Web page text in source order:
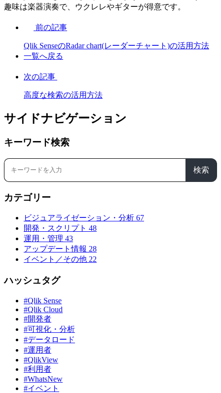
趣味は楽器演奏で、ウクレレやギターが得意です。
前の記事
Qlik SenseのRadar chart(レーダーチャート)の活用方法
一覧へ戻る
次の記事
高度な検索の活用方法
サイドナビゲーション
キーワード検索
検索
カテゴリー
ビジュアライゼーション・分析 67
開発・スクリプト 48
運用・管理 43
アップデート情報 28
イベント／その他 22
ハッシュタグ
#Qlik Sense
#Qlik Cloud
#開発者
#可視化・分析
#データロード
#運用者
#QlikView
#利用者
#WhatsNew
#イベント